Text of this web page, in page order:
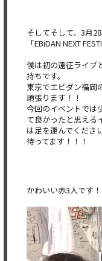
そしてそして、3月
「EBiDAN NEXT
僕は初の遠征ライブ
持ちです。
東京でエビダン福岡
頑張ります！！
今回のイベントでは
て良かったと思える
は足を運んでくださ
待ってます！！！
かわいい赤3人です